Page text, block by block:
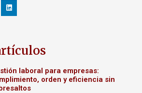
laboral para empresas:
orden y eficiencia sin